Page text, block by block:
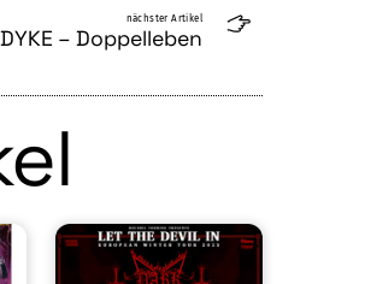
nächster Artikel
– Doppelleben